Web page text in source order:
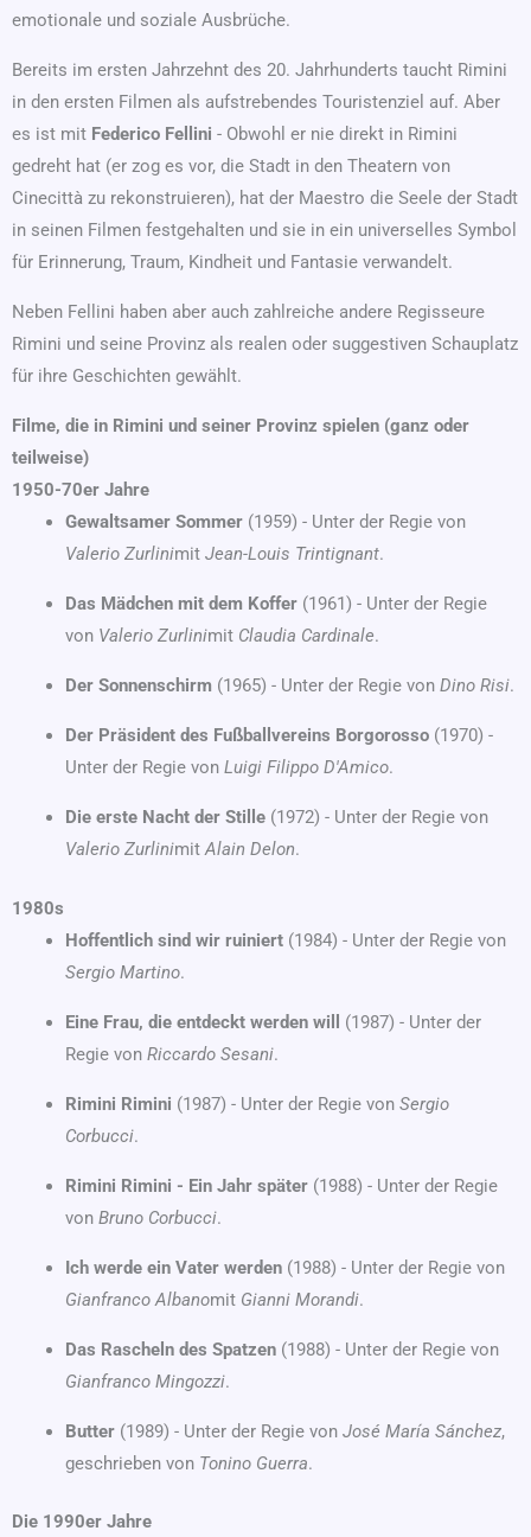
emotionale und soziale Ausbrüche.
Bereits im ersten Jahrzehnt des 20. Jahrhunderts taucht Rimini
in den ersten Filmen als aufstrebendes Touristenziel auf. Aber
es ist mit Federico Fellini - Obwohl er nie direkt in Rimini
gedreht hat (er zog es vor, die Stadt in den Theatern von
Cinecittà zu rekonstruieren), hat der Maestro die Seele der Stadt
in seinen Filmen festgehalten und sie in ein universelles Symbol
für Erinnerung, Traum, Kindheit und Fantasie verwandelt.
Neben Fellini haben aber auch zahlreiche andere Regisseure
Rimini und seine Provinz als realen oder suggestiven Schauplatz
für ihre Geschichten gewählt.
Filme, die in Rimini und seiner Provinz spielen (ganz oder
teilweise)
1950-70er Jahre
Gewaltsamer Sommer (1959) - Unter der Regie von
Valerio Zurlinimit Jean-Louis Trintignant.
Das Mädchen mit dem Koffer (1961) - Unter der Regie
von Valerio Zurlinimit Claudia Cardinale.
Der Sonnenschirm (1965) - Unter der Regie von Dino Risi.
Der Präsident des Fußballvereins Borgorosso (1970) -
Unter der Regie von Luigi Filippo D'Amico.
Die erste Nacht der Stille (1972) - Unter der Regie von
Valerio ZurlinimitAlain Delon.
1980s
Hoffentlich sind wir ruiniert (1984) - Unter der Regie von
Sergio Martino.
Eine Frau, die entdeckt werden will
(1987) - Unter der
Regie von Riccardo Sesani.
Rimini Rimini (1987) - Unter der Regie von Sergio
Corbucci.
Rimini Rimini - Ein Jahr später (1988) - Unter der Regie
von Bruno Corbucci.
Ich werde ein Vater werden (1988) - Unter der Regie von
Gianfranco Albanomit Gianni Morandi.
Das Rascheln des Spatzen (1988) - Unter der Regie von
Gianfranco Mingozzi.
Butter (1989) - Unter der Regie von José María Sánchez,
geschrieben von Tonino Guerra.
Die 1990er Jahre